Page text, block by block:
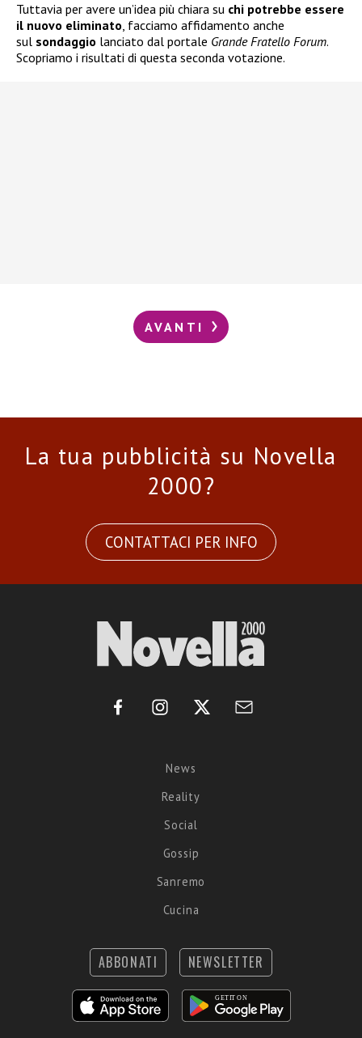
Tuttavia per avere un’idea più chiara su chi potrebbe essere
il nuovo eliminato, facciamo affidamento anche
sul sondaggio lanciato dal portale Grande Fratello Forum.
Scopriamo i risultati di questa seconda votazione.
AVANTI
La tua pubblicità su Novella
2000?
CONTATTACI PER INFO
News
Reality
Social
Gossip
Sanremo
Cucina
ABBONATI NEWSLETTER